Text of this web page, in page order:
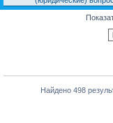
Найдено 498